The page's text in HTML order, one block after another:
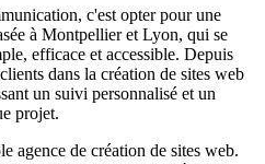
c'est opter pour une
à Montpellier et Lyon, qui se
efficace et accessible. Depuis
dans la création de sites web
un suivi personnalisé et un
projet.
agence de création de sites web.